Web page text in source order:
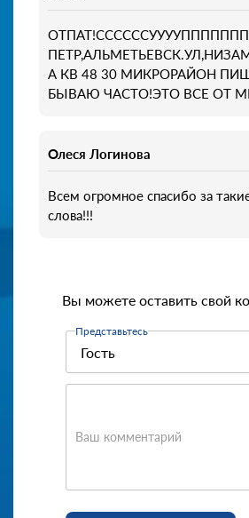
А КВ 48 30 МИКРОРАЙОН
БЫВАЮ ЧАСТО!ЭТО ВСЕ ОТ
Олеся Логинова
Всем огромное спасибо за
слова!!!
Вы можете оставить свой
Представьтесь
Ваш комментарий